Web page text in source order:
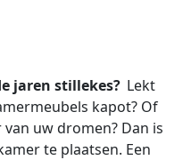
jaren stillekes? Lekt
kapot? Of
uw dromen? Dan is
te plaatsen. Een